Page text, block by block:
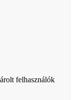
felhasználók